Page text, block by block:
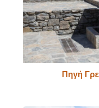
Πηγή